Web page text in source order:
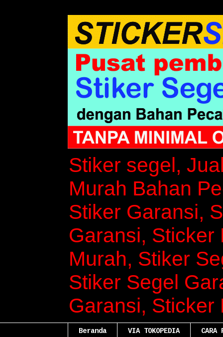
Stiker segel,
Murah Bahan
Stiker Garansi,
Garansi, Sticker
Murah, Stiker
Stiker Segel
Garansi, Sticker
Beranda VIA TOKOPEDIA CARA